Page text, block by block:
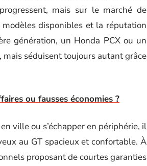
mais sur le marché de
modèles disponibles et la réputation
génération, un Honda PCX ou un
séduisent toujours autant grâce
ou fausses économies ?
ville ou s’échapper en périphérie, il
au GT spacieux et confortable. À
proposant de courtes garanties